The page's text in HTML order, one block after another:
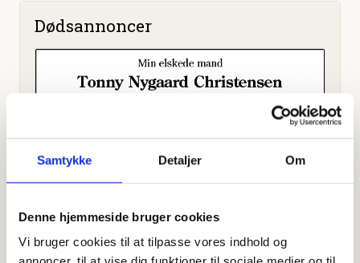
Samtykke Detaljer Om
Denne hjemmeside bruger cookies
Vi bruger cookies til at tilpasse vores indhold og
Dødsannoncer
Offentligtgjort i Ugeavisen Esbjerg d. 1. marts 2023